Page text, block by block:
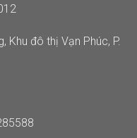
Khu đô thị Vạn Phúc, P.